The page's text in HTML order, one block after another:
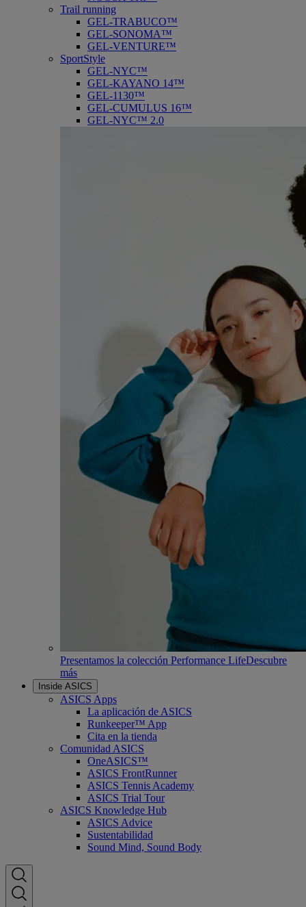
Trail running
GEL-TRABUCO™
GEL-SONOMA™
GEL-VENTURE™
SportStyle
GEL-NYC™
GEL-KAYANO 14™
GEL-1130™
GEL-CUMULUS 16™
GEL-NYC™ 2.0
Presentamos la colección Performance LifeDescubre
más
Inside ASICS
ASICS Apps
La aplicación de ASICS
Runkeeper™ App
Cita en la tienda
Comunidad ASICS
OneASICS™
ASICS FrontRunner
ASICS Tennis Academy
ASICS Trial Tour
ASICS Knowledge Hub
ASICS Advice
Sustentabilidad
Sound Mind, Sound Body